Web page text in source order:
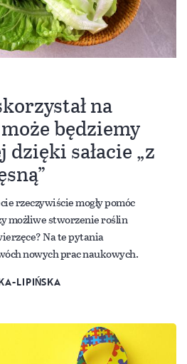
na
będziemy
sałacie „z
rzeczywiście mogły pomóc
możliwe stworzenie roślin
Na te pytania
nowych prac naukowych.
LIPIŃSKA